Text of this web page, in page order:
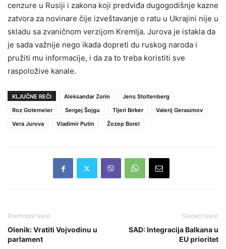
cenzure u Rusiji i zakona koji predviđa dugogodišnje kazne
zatvora za novinare čije izveštavanje o ratu u Ukrajini nije u
skladu sa zvaničnom verzijom Kremlja. Jurova je istakla da
je sada važnije nego ikada dopreti du ruskog naroda i
pružiti mu informacije, i da za to treba koristiti sve
raspoložive kanale.
KLJUČNE REČI Aleksandar Zorin
Jens Stoltenberg
Roz Gotemeler
Sergej Šojgu Tijeri Birker
Valerij Gerasimov
Vera Jurova
Vladimir Putin Žozep Borel
Prethodni tekst
Olenik: Vratiti Vojvodinu u
parlament
Sledeći tekst
SAD: Integracija Balkana u
EU prioritet